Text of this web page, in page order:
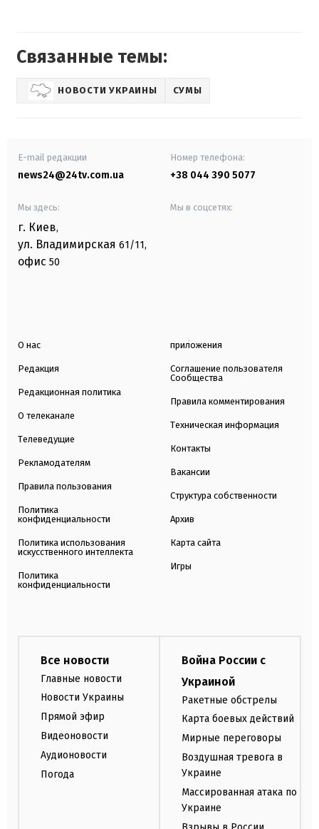
Связанные темы:
НОВОСТИ УКРАИНЫ СУМЫ
E-mail редакции
news24@24tv.com.ua
Номер телефона:
+38 044 390 5077
Мы здесь:
г. Киев,
ул. Владимирская 61/11,
офис 50
Мы в соцсетях:
О нас
Редакция
Редакционная политика
О телеканале
Телеведущие
Рекламодателям
Правила пользования
Политика
конфиденциальности
Политика использования
искусственного интеллекта
Политика
конфиденциальности
приложения
Соглашение пользователя
Сообщества
Правила комментирования
Техническая информация
Контакты
Вакансии
Структура собственности
Архив
Карта сайта
Игры
Все новости
Главные новости
Новости Украины
Прямой эфир
Видеоновости
Аудионовости
Погода
Война России с
Украиной
Ракетные обстрелы
Карта боевых действий
Мирные переговоры
Воздушная тревога в
Украине
Массированная атака по
Украине